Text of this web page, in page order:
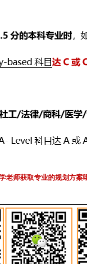
老师获取专业的规划方案